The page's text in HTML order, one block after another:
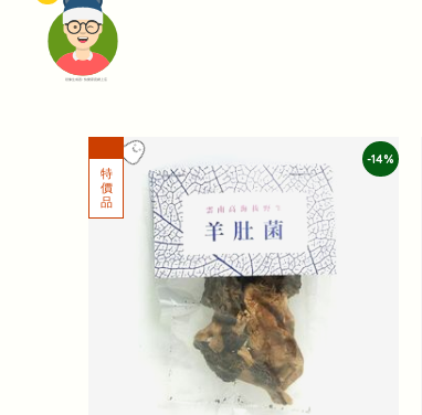
頭像生成器: 快樂家庭網上店
-14%